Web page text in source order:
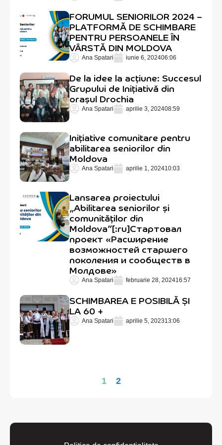
FORUMUL SENIORILOR 2024 –
PLATFORMĂ DE SCHIMBARE
PENTRU PERSOANELE ÎN
VÂRSTĂ DIN MOLDOVA
Ana Spatari iunie 6, 202406:06
De la idee la acțiune: Succesul
Grupului de Inițiativă din
orașul Drochia
Ana Spatari aprilie 3, 202408:59
Inițiative comunitare pentru
abilitarea seniorilor din
Moldova
Ana Spatari aprilie 1, 202410:03
Lansarea proiectului
„Abilitarea seniorilor și
comunităților din
Moldova”[:ru]Стартовал
проект «Расширение
возможностей старшего
поколения и сообществ в
Молдове»
Ana Spatari februarie 28, 202416:57
SCHIMBAREA E POSIBILĂ ȘI
LA 60 +
Ana Spatari aprilie 5, 202313:06
1 2